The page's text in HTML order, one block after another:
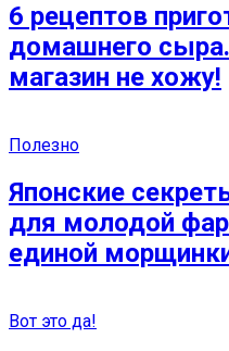
6 рецептов
домашнего
магазин не хожу!
Полезно
Японские
для молодой
единой
Вот это да!